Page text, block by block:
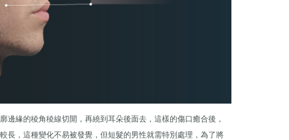
緣的稜角稜線切開，再繞到耳朵後面去，這樣的傷口癒合後，
長，這種變化不易被發覺，但短髮的男性就需特別處理，為了將